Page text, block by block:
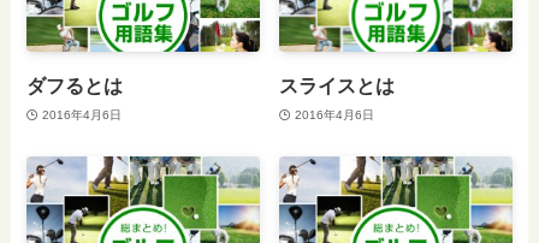
ダフるとは
2016年4月6日
スライスとは
2016年4月6日